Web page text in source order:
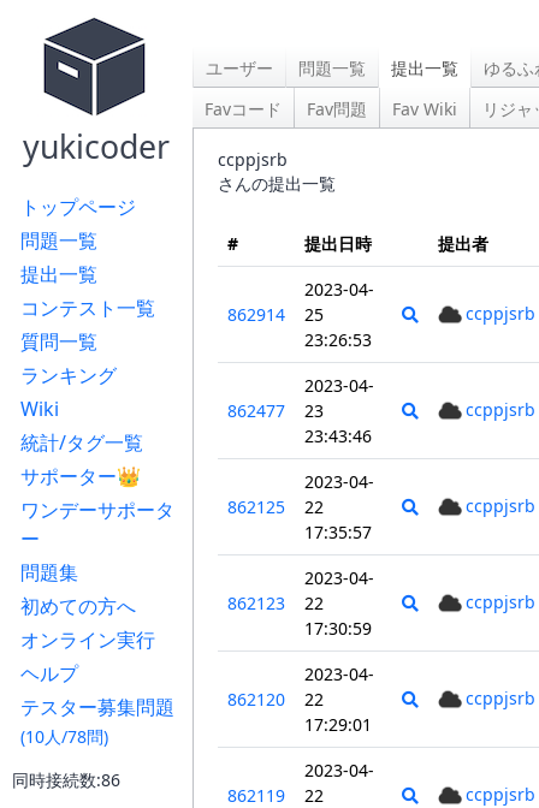
yukicoder
トップページ
問題一覧
提出一覧
コンテスト一覧
質問一覧
ランキング
Wiki
統計/タグ一覧
サポーター👑
ワンデーサポータ
ー
問題集
初めての方へ
オンライン実行
ヘルプ
テスター募集問題
(10人/78問)
同時接続数:86
ユーザー 問題一覧 提出一覧
ゆる
Favコード
Fav問題 Fav Wiki リジ
ccppjsrb
さんの提出一覧
# 提出日時 提出者
862914
2023-04-
25
23:26:53
ccppjsrb
862477
2023-04-
23
23:43:46
ccppjsrb
862125
2023-04-
22
17:35:57
ccppjsrb
862123
2023-04-
22
17:30:59
ccppjsrb
862120
2023-04-
22
17:29:01
ccppjsrb
862119
2023-04-
22
ccppjsrb